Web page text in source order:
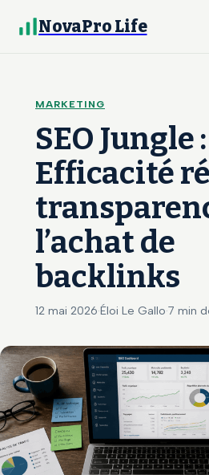
NovaPro Life
MARKETING
SEO Jungle :
Efficacité
l’achat de
backlinks
12 mai 2026·Éloi Le Gallo·7 min